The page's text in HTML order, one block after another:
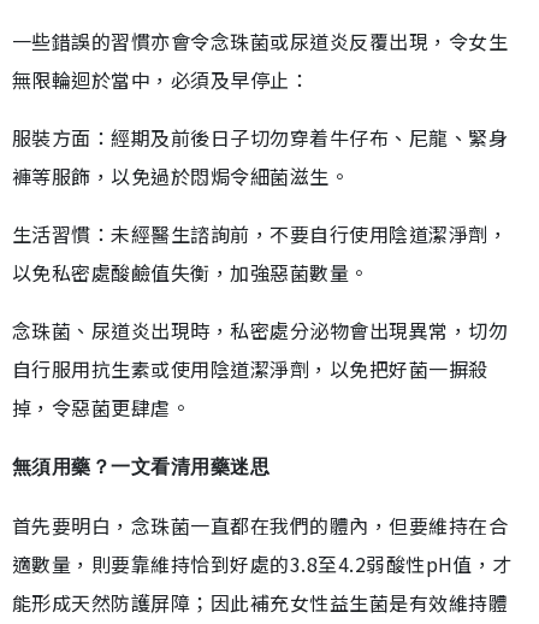
一些錯誤的習慣亦會令念珠菌或尿道炎反覆出現，令女生
無限輪迴於當中，必須及早停止：
服裝方面：經期及前後日子切勿穿着牛仔布、尼龍、緊身
褲等服飾，以免過於悶焗令細菌滋生。
生活習慣：未經醫生諮詢前，不要自行使用陰道潔淨劑，
以免私密處酸鹼值失衡，加強惡菌數量。
念珠菌、尿道炎出現時，私密處分泌物會出現異常，切勿
自行服用抗生素或使用陰道潔淨劑，以免把好菌一摒殺
掉，令惡菌更肆虐。
無須用藥？一文看清用藥迷思
首先要明白，念珠菌一直都在我們的體內，但要維持在合
適數量，則要靠維持恰到好處的3.8至4.2弱酸性pH值，才
能形成天然防護屏障；因此補充女性益生菌是有效維持體